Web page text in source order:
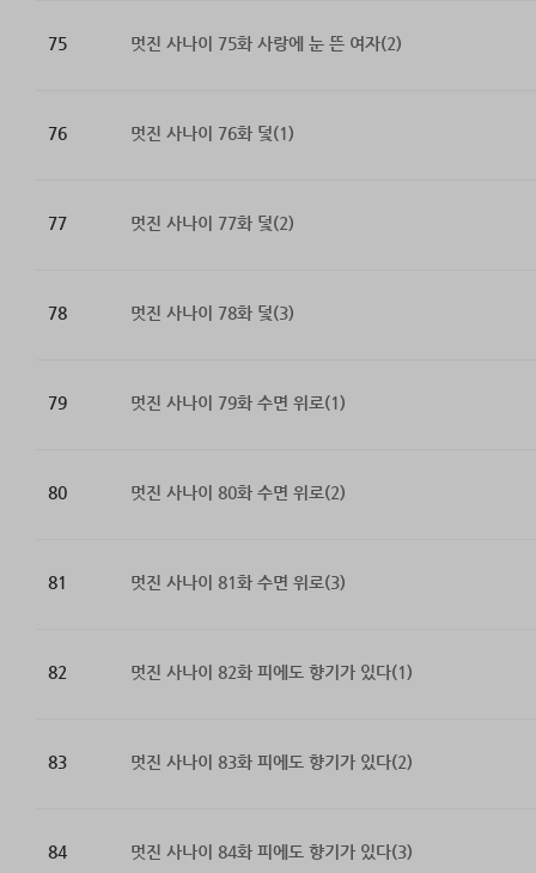
75 멋진 사나이 75화 사랑에 눈 뜬 여자(2)
76 멋진 사나이 76화 덫(1)
77 멋진 사나이 77화 덫(2)
78 멋진 사나이 78화 덫(3)
79 멋진 사나이 79화 수면 위로(1)
80 멋진 사나이 80화 수면 위로(2)
81 멋진 사나이 81화 수면 위로(3)
82 멋진 사나이 82화 피에도 향기가 있다(1)
83 멋진 사나이 83화 피에도 향기가 있다(2)
84 멋진 사나이 84화 피에도 향기가 있다(3)